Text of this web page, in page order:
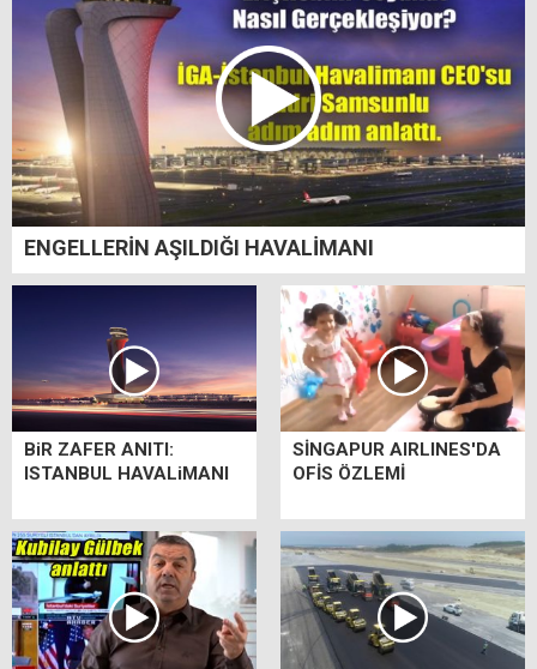
ENGELLERİN AŞILDIĞI HAVALİMANI
BiR ZAFER ANITI:
ISTANBUL HAVALiMANI
SİNGAPUR AIRLINES'DA
OFİS ÖZLEMİ